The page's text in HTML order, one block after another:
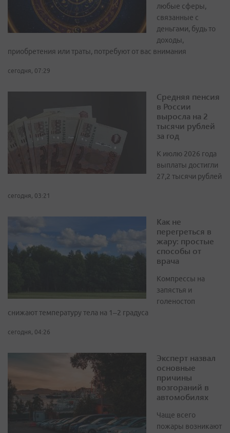
любые сферы,
связанные с
деньгами, будь то
доходы,
приобретения или траты, потребуют от вас внимания
сегодня, 07:29
Средняя пенсия
в России
выросла на 2
тысячи рублей
за год
К июлю 2026 года
выплаты достигли
27,2 тысячи рублей
сегодня, 03:21
Как не
перегреться в
жару: простые
способы от
врача
Компрессы на
запястья и
голеностоп
снижают температуру тела на 1–2 градуса
сегодня, 04:26
Эксперт назвал
основные
причины
возгораний в
автомобилях
Чаще всего
пожары возникают